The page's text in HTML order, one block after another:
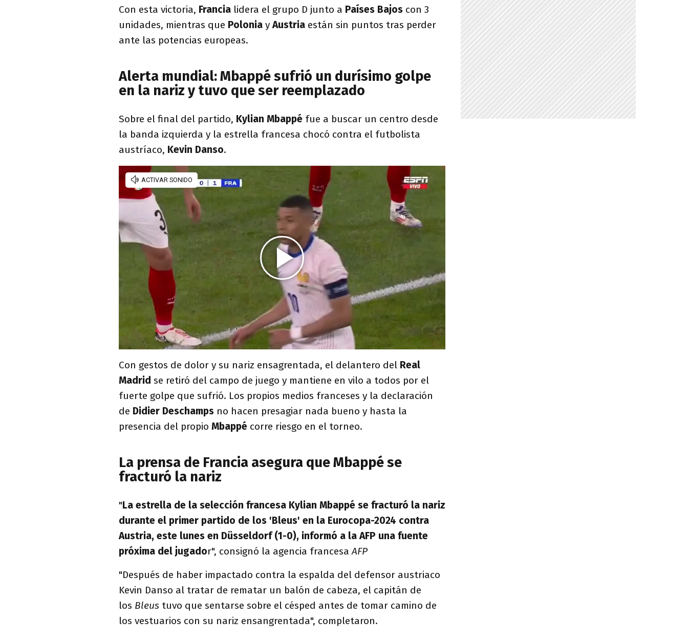
Con esta victoria, Francia lidera el grupo D junto a Países Bajos con 3
unidades, mientras que Polonia yAustria están sin puntos tras perder
ante las potencias europeas.
Alerta mundial: Mbappé sufrió un durísimo golpe
en la nariz y tuvo que ser reemplazado
Sobre el final del partido, Kylian Mbappé fue a buscar un centro desde
la banda izquierda y la estrella francesa chocó contra el futbolista
austríaco, Kevin Danso.
Con gestos de dolor y su nariz ensagrentada, el delantero del Real
Madrid se retiró del campo de juego y mantiene en vilo a todos por el
fuerte golpe que sufrió. Los propios medios franceses y la declaración
de Didier Deschamps no hacen presagiar nada bueno y hasta la
presencia del propio Mbappé corre riesgo en el torneo.
La prensa de Francia asegura que Mbappé se
fracturó la nariz
"La estrella de la selección francesa Kylian Mbappé se fracturó la nariz
durante el primer partido de los 'Bleus' en la Eurocopa-2024 contra
Austria, este lunes en Düsseldorf (1-0), informó a la AFP una fuente
próxima del jugador", consignó la agencia francesaAFP
"Después de haber impactado contra la espalda del defensor austriaco
Kevin Danso al tratar de rematar un balón de cabeza, el capitán de
los Bleus tuvo que sentarse sobre el césped antes de tomar camino de
los vestuarios con su nariz ensangrentada", completaron.